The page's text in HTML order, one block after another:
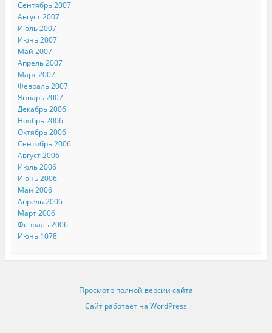
Сентябрь 2007
Август 2007
Июль 2007
Июнь 2007
Май 2007
Апрель 2007
Март 2007
Февраль 2007
Январь 2007
Декабрь 2006
Ноябрь 2006
Октябрь 2006
Сентябрь 2006
Август 2006
Июль 2006
Июнь 2006
Май 2006
Апрель 2006
Март 2006
Февраль 2006
Июнь 1078
Просмотр полной версии сайта
Сайт работает на WordPress